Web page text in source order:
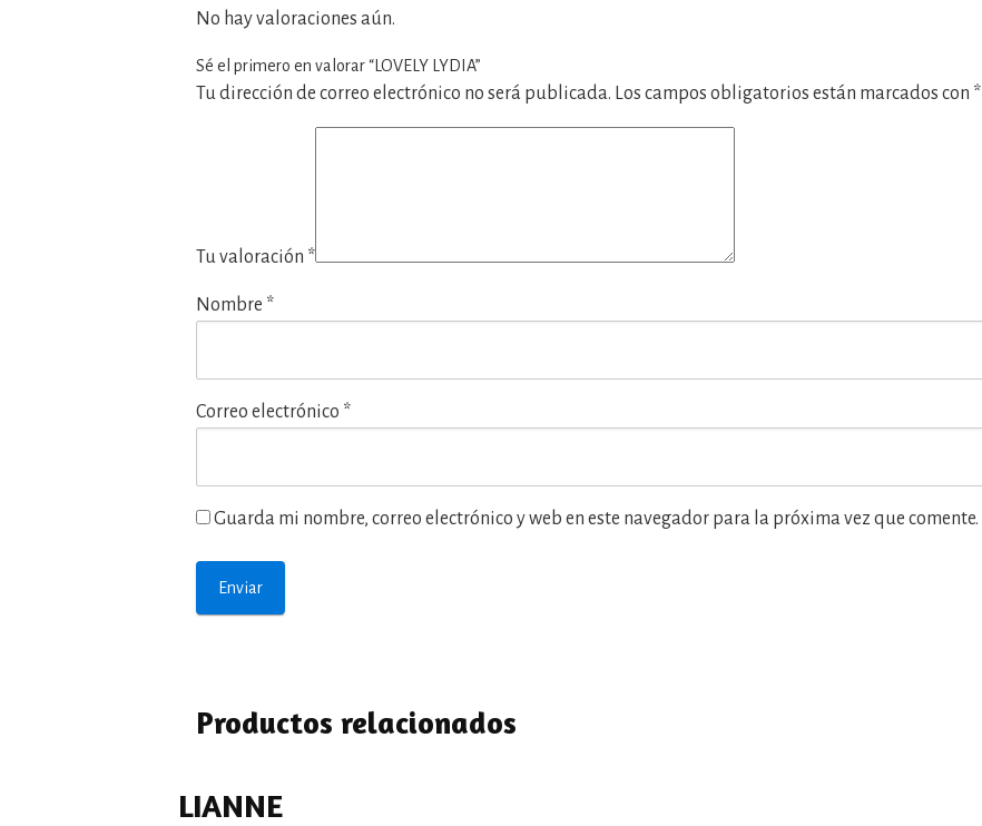
No hay valoraciones aún.
Sé el primero en valorar “LOVELY LYDIA”
Tu dirección de correo electrónico no será publicada. Los campos obligatorios están marcados con *
Tu valoración *
Nombre *
Correo electrónico *
Guarda mi nombre, correo electrónico y web en este navegador para la próxima vez que comente.
Productos relacionados
LIANNE